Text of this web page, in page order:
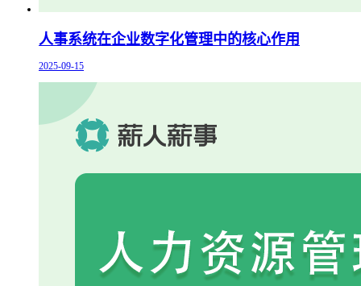
人事系统在企业数字化管理中的核心作用
2025-09-15